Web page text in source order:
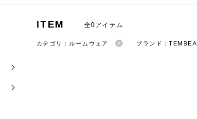
ITEM 全0アイテム
カテゴリ：ルームウェア ブランド：TEMBEA